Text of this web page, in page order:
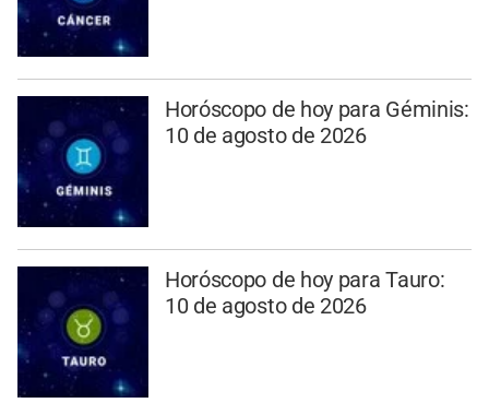
Horóscopo de hoy para Géminis:
10 de agosto de 2026
Horóscopo de hoy para Tauro:
10 de agosto de 2026